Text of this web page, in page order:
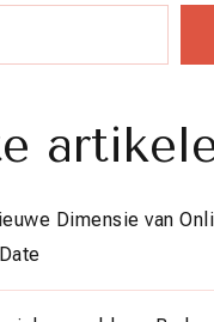
Dimensie van